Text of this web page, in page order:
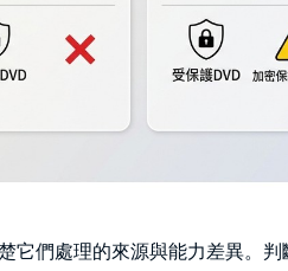
它們處理的來源與能力差異。